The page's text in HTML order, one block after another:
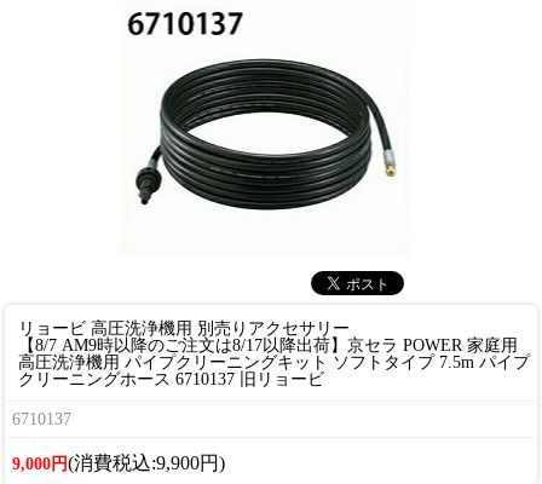
リョービ 高圧洗浄機用 別売りアクセサリー
【8/7 AM9時以降のご注文は8/17以降出荷】京セラ POWER 家庭用
高圧洗浄機用 パイプクリーニングキット ソフトタイプ 7.5m パイプ
クリーニングホース 6710137 旧リョービ
6710137
9,000円(消費税込:9,900円)